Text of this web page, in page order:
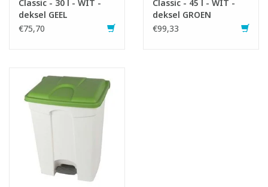
Classic - 30 l - WIT -
deksel GEEL
€75,70
Classic - 45 l - WIT -
deksel GROEN
€99,33